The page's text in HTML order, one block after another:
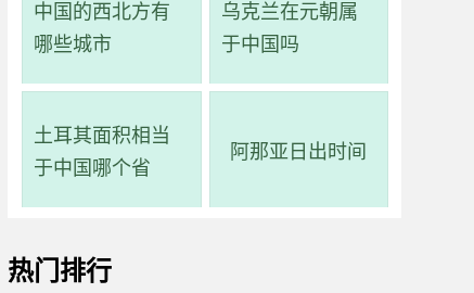
中国的西北方有
哪些城市
乌克兰在元朝属
于中国吗
土耳其面积相当
于中国哪个省
阿那亚日出时间
热门排行